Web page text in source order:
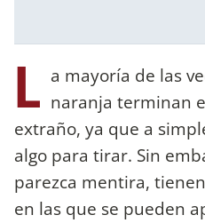
L a mayoría de las
naranja terminan
extraño, ya que a
algo para tirar. Sin
parezca mentira,
en las que se pueden